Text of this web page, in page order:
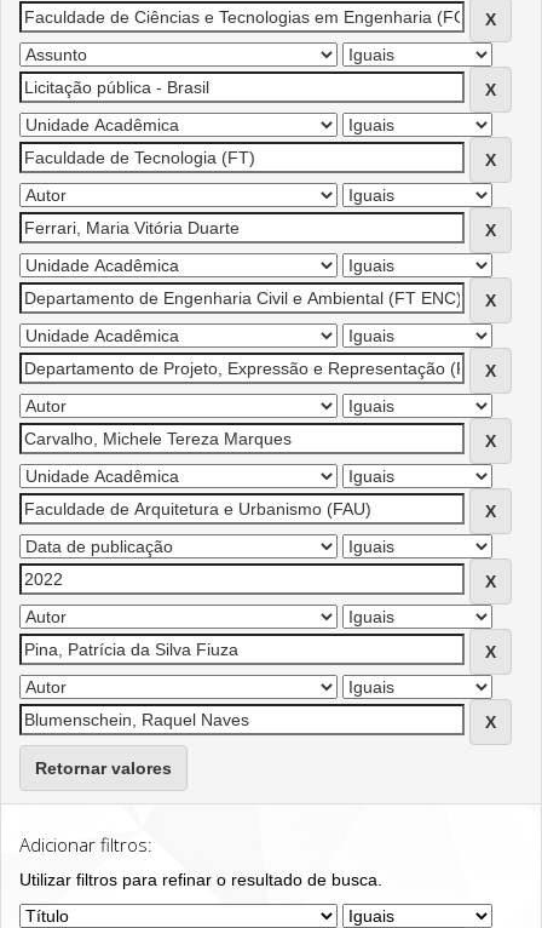
Retornar valores
Adicionar filtros:
Utilizar filtros para refinar o resultado de busca.